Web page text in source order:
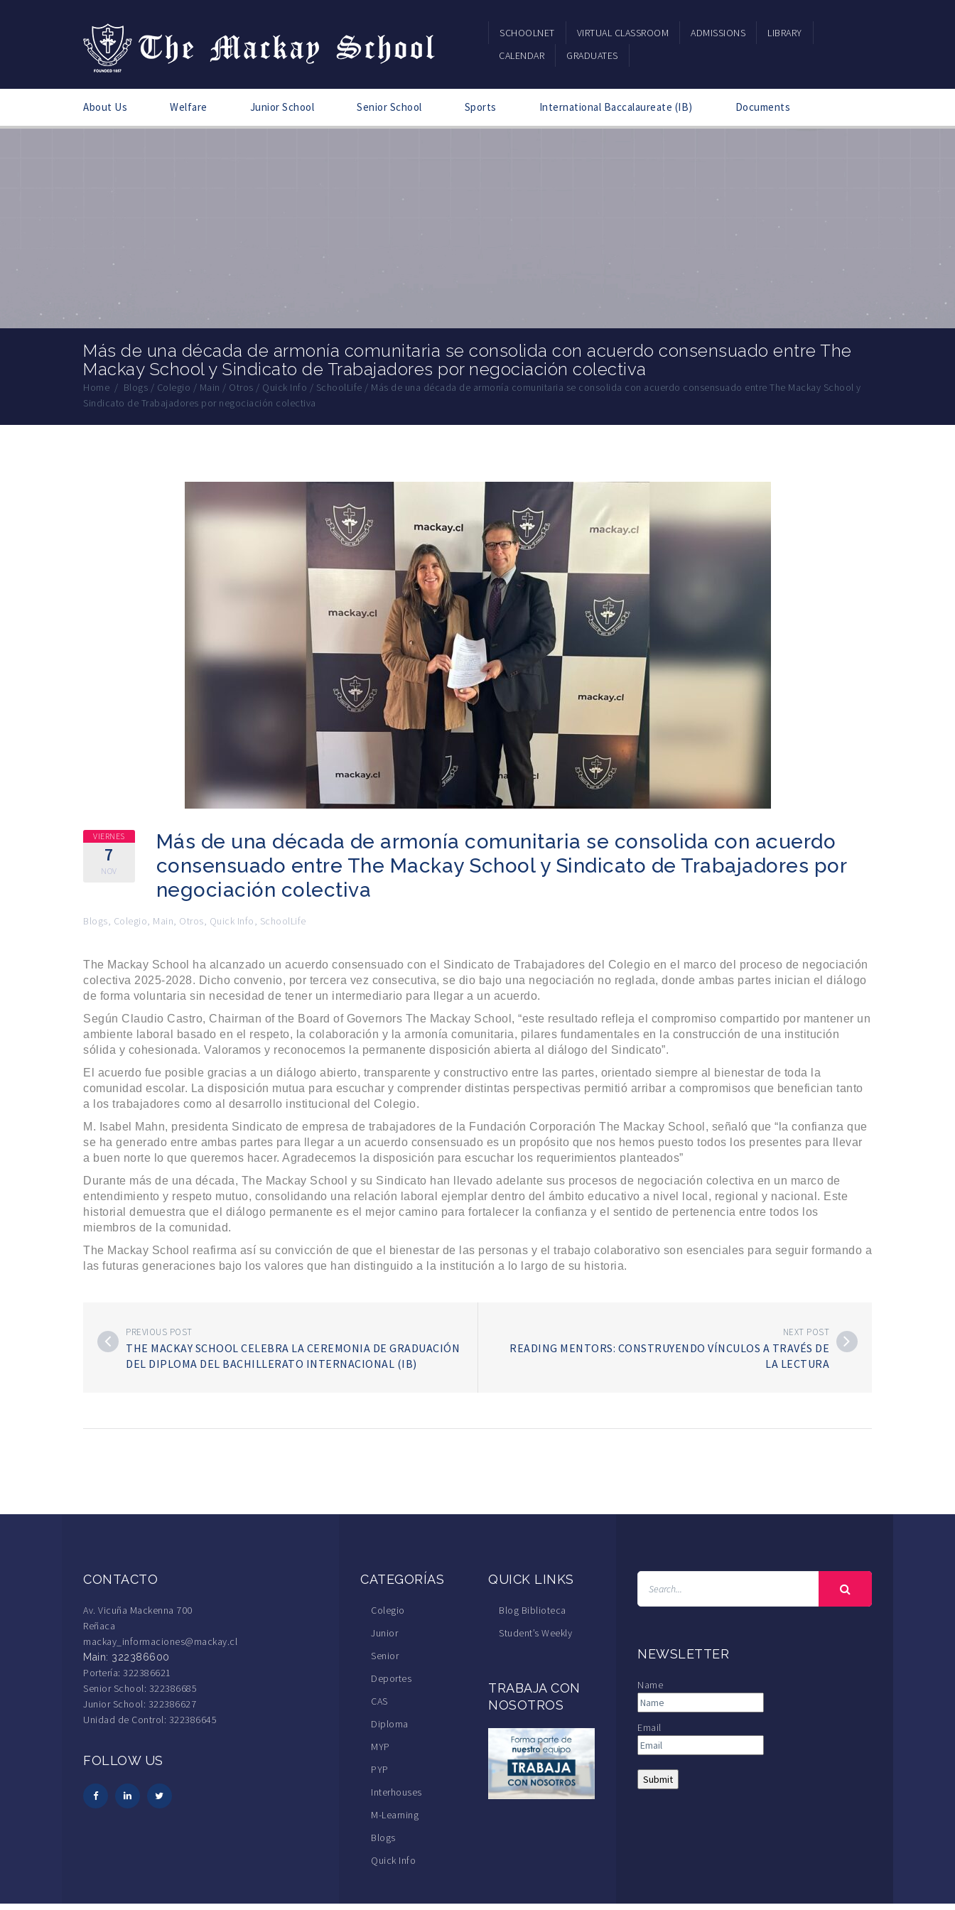
SCHOOLNET VIRTUAL CLASSROOM ADMISSIONS
LIBRARY
CALENDAR
GRADUATES
About Us Welfare Junior School Senior School Sports International Baccalaureate (IB) Documents
Más de una década de armonía comunitaria se consolida con acuerdo consensuado entre The
Mackay School y Sindicato de Trabajadores por negociación colectiva
Home / Blogs / Colegio / Main / Otros / Quick Info / SchoolLife / Más de una década de armonía comunitaria se consolida con acuerdo consensuado entre The Mackay School y
Sindicato de Trabajadores por negociación colectiva
VIERNES
7
NOV
Más de una década de armonía comunitaria se consolida con acuerdo
consensuado entre The Mackay School y Sindicato de Trabajadores por
negociación colectiva
Blogs, Colegio, Main, Otros, Quick Info, SchoolLife
The Mackay School ha alcanzado un acuerdo consensuado con el Sindicato de Trabajadores del Colegio en el marco del proceso de negociación
colectiva 2025-2028. Dicho convenio, por tercera vez consecutiva, se dio bajo una negociación no reglada, donde ambas partes inician el diálogo
de forma voluntaria sin necesidad de tener un intermediario para llegar a un acuerdo.
Según Claudio Castro, Chairman of the Board of Governors The Mackay School, “este resultado refleja el compromiso compartido por mantener un
ambiente laboral basado en el respeto, la colaboración y la armonía comunitaria, pilares fundamentales en la construcción de una institución
sólida y cohesionada. Valoramos y reconocemos la permanente disposición abierta al diálogo del Sindicato”.
El acuerdo fue posible gracias a un diálogo abierto, transparente y constructivo entre las partes, orientado siempre al bienestar de toda la
comunidad escolar. La disposición mutua para escuchar y comprender distintas perspectivas permitió arribar a compromisos que benefician tanto
a los trabajadores como al desarrollo institucional del Colegio.
M. Isabel Mahn, presidenta Sindicato de empresa de trabajadores de la Fundación Corporación The Mackay School, señaló que “la confianza que
se ha generado entre ambas partes para llegar a un acuerdo consensuado es un propósito que nos hemos puesto todos los presentes para llevar
a buen norte lo que queremos hacer. Agradecemos la disposición para escuchar los requerimientos planteados”
Durante más de una década, The Mackay School y su Sindicato han llevado adelante sus procesos de negociación colectiva en un marco de
entendimiento y respeto mutuo, consolidando una relación laboral ejemplar dentro del ámbito educativo a nivel local, regional y nacional. Este
historial demuestra que el diálogo permanente es el mejor camino para fortalecer la confianza y el sentido de pertenencia entre todos los
miembros de la comunidad.
The Mackay School reafirma así su convicción de que el bienestar de las personas y el trabajo colaborativo son esenciales para seguir formando a
las futuras generaciones bajo los valores que han distinguido a la institución a lo largo de su historia.
PREVIOUS POST
THE MACKAY SCHOOL CELEBRA LA CEREMONIA DE GRADUACIÓN
DEL DIPLOMA DEL BACHILLERATO INTERNACIONAL (IB)
NEXT POST
READING MENTORS: CONSTRUYENDO VÍNCULOS A TRAVÉS DE
LA LECTURA
CONTACTO
Av. Vicuña Mackenna 700
Reñaca
mackay_informaciones@mackay.cl
Main: 322386600
Portería: 322386621
Senior School: 322386685
Junior School: 322386627
Unidad de Control: 322386645
FOLLOW US
CATEGORÍAS
Colegio
Junior
Senior
Deportes
CAS
Diploma
MYP
PYP
Interhouses
M-Learning
Blogs
Quick Info
QUICK LINKS
Blog Biblioteca
Student’s Weekly
TRABAJA CON
NOSOTROS
NEWSLETTER
Name
Email